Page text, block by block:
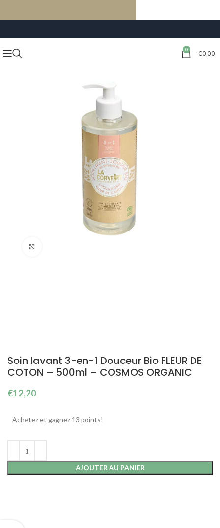
0 €0,00
Soin lavant 3-en-1 Douceur Bio FLEUR DE
COTON – 500ml – COSMOS ORGANIC
€12,20
Achetez et gagnez 13 points!
AJOUTER AU PANIER